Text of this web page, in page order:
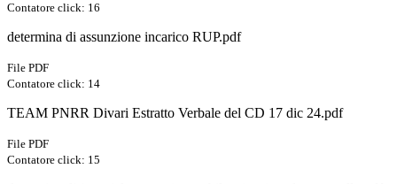
Contatore click: 16
determina di assunzione incarico RUP.pdf
File PDF
Contatore click: 14
TEAM PNRR Divari Estratto Verbale del CD 17 dic 24.pdf
File PDF
Contatore click: 15